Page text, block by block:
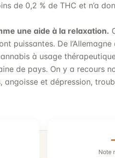
de 0,2 % de THC et n’a
une aide à la relaxation.
puissantes. De
à usage
de pays. On y a recours
et dépression,
Note